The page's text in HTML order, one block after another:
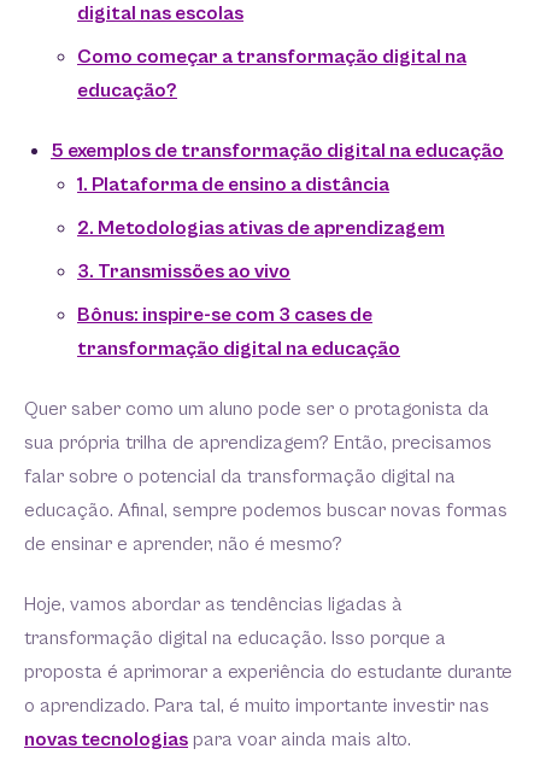
digital nas escolas
Como começar a transformação digital na
educação?
5 exemplos de transformação digital na educação
1. Plataforma de ensino a distância
2. Metodologias ativas de aprendizagem
3. Transmissões ao vivo
Bônus: inspire-se com 3 cases de
transformação digital na educação
Quer saber como um aluno pode ser o protagonista da
sua própria trilha de aprendizagem? Então, precisamos
falar sobre o potencial da transformação digital na
educação. Afinal, sempre podemos buscar novas formas
de ensinar e aprender, não é mesmo?
Hoje, vamos abordar as tendências ligadas à
transformação digital na educação. Isso porque a
proposta é aprimorar a experiência do estudante durante
o aprendizado. Para tal, é muito importante investir nas
novas tecnologias para voar ainda mais alto.